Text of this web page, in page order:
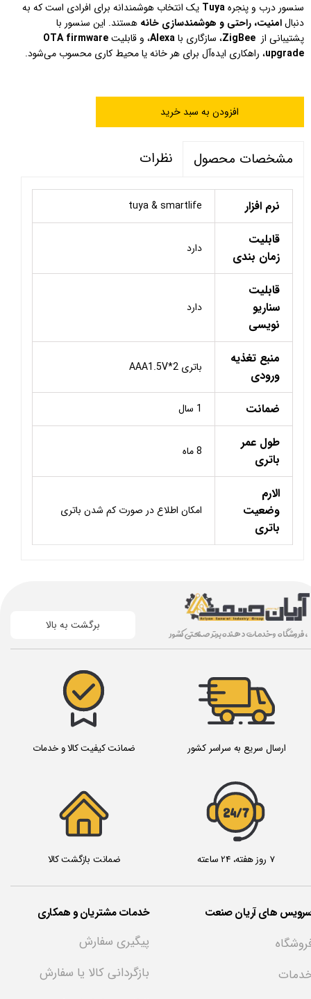
سنسور درب و پنجرهTuya یک انتخاب هوشمندانه برای افرادی است که به
دنبالامنیت، راحتی و هوشمندسازی خانه هستند. این سنسور با
پشتیبانی از
، سازگاری باAlexa، و قابلیتOTA firmware
upgrade، راهکاری ایده‌آل برای هر خانه یا محیط کاری محسوب می‌شود.
افزودن به سبد خرید
مشخصات محصول نظرات
نرم افزار tuya & smartlife
قابلیت
زمان بندی
دارد
قابلیت
سناریو
نویسی
دارد
منبع تغذیه
ورودی
باتری AAA1.5V*2
ضمانت 1 سال
طول عمر
باتری
8 ماه
الارم
وضعیت
باتری
امکان اطلاع در صورت کم شدن باتری
7 روز هفته، 24 ساعته ضمانت بازگشت کالا
ضمانت کیفیت کالا و خدمات
برگشت به بالا ، فروشگاه و خدمات دهنده برتر صنعتی کشور
های آریان صنعت خدمات مشتریان و همکاری
پیگیری سفارش
بازگردانی کالا یا سفارش
ارسال سریع به سراسر کشور
24/7